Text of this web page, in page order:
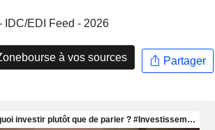
IDC/EDI Feed - 2026
à vos sources Partager